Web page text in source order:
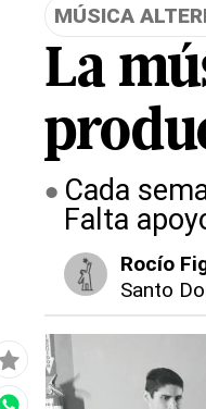
MÚSICA
La
Cada
Falta
Rocío
Santo